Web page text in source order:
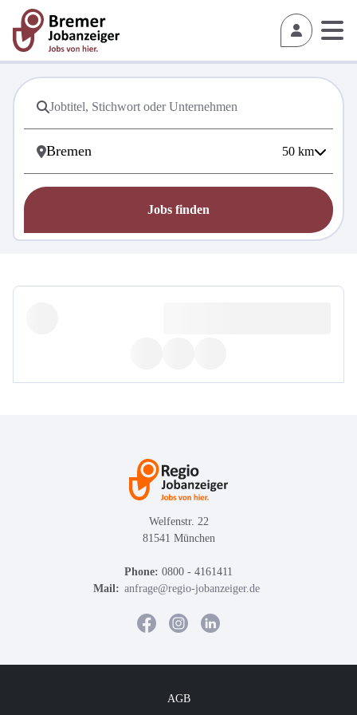
50 km
Jobs finden
Welfenstr. 22
81541 München
Phone: 0800 - 4161411
Mail: anfrage@regio-jobanzeiger.de
AGB